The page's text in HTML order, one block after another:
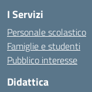
I Servizi
Personale scolastico
Famiglie e studenti
Pubblico interesse
Didattica